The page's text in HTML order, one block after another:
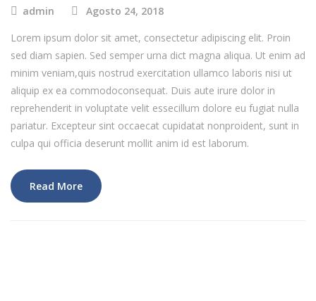
admin
Agosto 24, 2018
Lorem ipsum dolor sit amet, consectetur adipiscing elit. Proin
sed diam sapien. Sed semper urna dict magna aliqua. Ut enim ad
minim veniam,quis nostrud exercitation ullamco laboris nisi ut
aliquip ex ea commodoconsequat. Duis aute irure dolor in
reprehenderit in voluptate velit essecillum dolore eu fugiat nulla
pariatur. Excepteur sint occaecat cupidatat nonproident, sunt in
culpa qui officia deserunt mollit anim id est laborum.
Read More